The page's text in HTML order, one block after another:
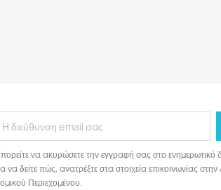
να ακυρώσετε την εγγραφή σας στο ενημερωτικό
να δείτε πώς, ανατρέξτε στα στοιχεία επικοινωνίας
Περιεχομένου.